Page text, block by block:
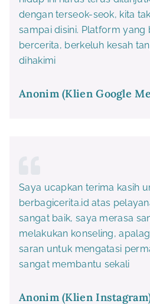
dengan terseok-seok, kita
sampai disini. Platform yang
bercerita, berkeluh kesah
dihakimi
Anonim (Klien Google
Saya ucapkan terima kasih
berbagicerita.id atas
sangat baik, saya merasa
melakukan konseling,
saran untuk mengatasi
sangat membantu sekali
Anonim (Klien